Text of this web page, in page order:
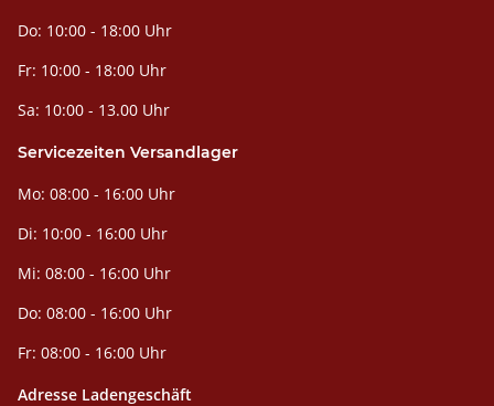
Do: 10:00 - 18:00 Uhr
Fr: 10:00 - 18:00 Uhr
Sa: 10:00 - 13.00 Uhr
Servicezeiten Versandlager
Mo: 08:00 - 16:00 Uhr
Di: 10:00 - 16:00 Uhr
Mi: 08:00 - 16:00 Uhr
Do: 08:00 - 16:00 Uhr
Fr: 08:00 - 16:00 Uhr
Adresse Ladengeschäft